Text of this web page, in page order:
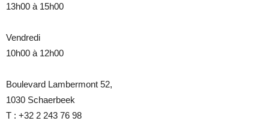
13h00 à 15h00
Vendredi
10h00 à 12h00
Boulevard Lambermont 52,
1030 Schaerbeek
T : +32 2 243 76 98